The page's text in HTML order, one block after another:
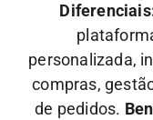
personalizada,
compras,
de pedidos.